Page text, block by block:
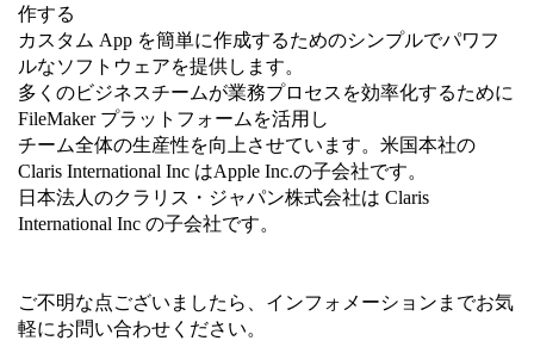
作する
カスタム App を簡単に作成するためのシンプルでパワフ
ルなソフトウェアを提供します。
多くのビジネスチームが業務プロセスを効率化するために
FileMaker プラットフォームを活用し
チーム全体の生産性を向上させています。米国本社の
Claris International Inc はApple Inc.の子会社です。
日本法人のクラリス・ジャパン株式会社は Claris
International Inc の子会社です。
ご不明な点ございましたら、インフォメーションまでお気
軽にお問い合わせください。